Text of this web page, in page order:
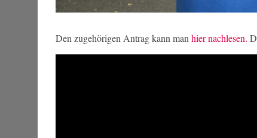
Den zugehörigen Antrag kann man hier nachlesen.